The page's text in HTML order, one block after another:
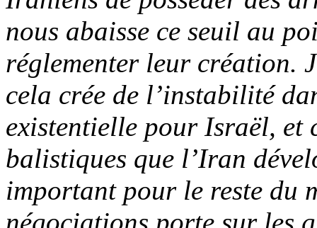
nous abaisse ce seuil au
réglementer leur création.
cela crée de l’instabilité
existentielle pour Israël, et
balistiques que l’Iran
important pour le reste du